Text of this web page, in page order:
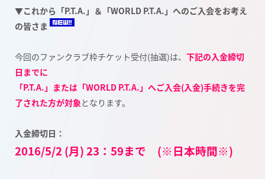
▼これから「P.T.A.」＆「WORLD P.T.A.」へのご入会をお考え
の皆さま
今回のファンクラブ枠チケット受付(抽選)は、 下記の入金締切
日までに
「P.T.A.」または「WORLD P.T.A.」へご入会(入金)手続きを完
了された方が対象となります。
入金締切日：
2016/5/2 (月) 23：59まで (※日本時間※)